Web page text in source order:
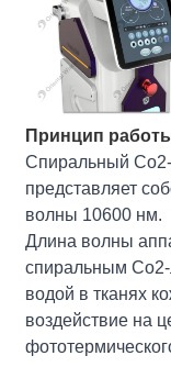
Принцип
Спиральный
представляет
волны 10600 нм.
Длина волны
спиральным
водой в тканях
воздействие на